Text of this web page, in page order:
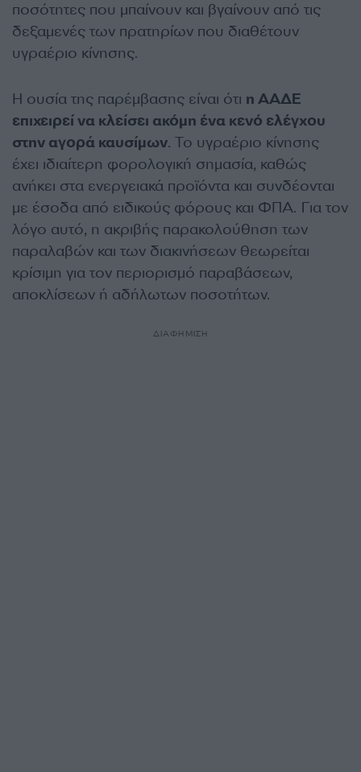
ποσότητες που μπαίνουν και βγαίνουν από τις
δεξαμενές των πρατηρίων που διαθέτουν
υγραέριο κίνησης.
Η ουσία της παρέμβασης είναι ότι η ΑΑΔΕ
επιχειρεί να κλείσει ακόμη ένα κενό ελέγχου
στην αγορά καυσίμων. Το υγραέριο κίνησης
έχει ιδιαίτερη φορολογική σημασία, καθώς
ανήκει στα ενεργειακά προϊόντα και συνδέονται
με έσοδα από ειδικούς φόρους και ΦΠΑ. Για τον
λόγο αυτό, η ακριβής παρακολούθηση των
παραλαβών και των διακινήσεων θεωρείται
κρίσιμη για τον περιορισμό παραβάσεων,
αποκλίσεων ή αδήλωτων ποσοτήτων.
ΔΙΑΦΗΜΙΣΗ